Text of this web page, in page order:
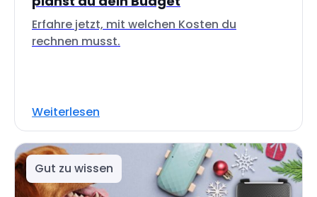
Erfahre jetzt, mit welchen Kosten du
rechnen musst.
Weiterlesen
Gut zu wissen